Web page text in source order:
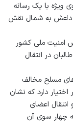
ویژه با یک رسانه
داعش به شمال نقش
امنیت ملی کشور
در انتقال
مسلح مخالف
دارد که نشان
اعضای
چهار سوی آن